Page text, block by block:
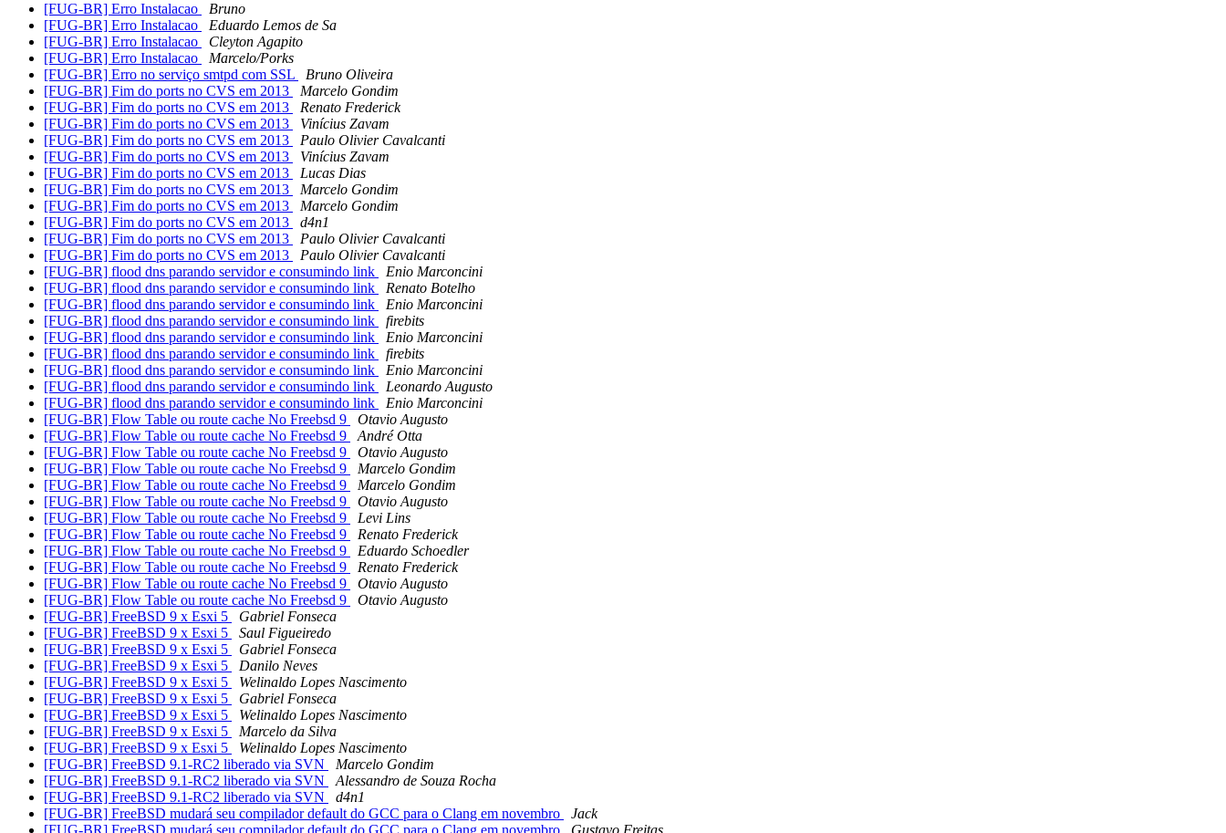
[FUG-BR] Erro Instalacao
Bruno
[FUG-BR] Erro Instalacao
Eduardo Lemos de Sa
[FUG-BR] Erro Instalacao
Cleyton Agapito
[FUG-BR] Erro Instalacao
Marcelo/Porks
[FUG-BR] Erro no serviço smtpd com SSL
Bruno Oliveira
[FUG-BR] Fim do ports no CVS em 2013
Marcelo Gondim
[FUG-BR] Fim do ports no CVS em 2013
Renato Frederick
[FUG-BR] Fim do ports no CVS em 2013
Vinícius Zavam
[FUG-BR] Fim do ports no CVS em 2013
Paulo Olivier Cavalcanti
[FUG-BR] Fim do ports no CVS em 2013
Vinícius Zavam
[FUG-BR] Fim do ports no CVS em 2013
Lucas Dias
[FUG-BR] Fim do ports no CVS em 2013
Marcelo Gondim
[FUG-BR] Fim do ports no CVS em 2013
Marcelo Gondim
[FUG-BR] Fim do ports no CVS em 2013
d4n1
[FUG-BR] Fim do ports no CVS em 2013
Paulo Olivier Cavalcanti
[FUG-BR] Fim do ports no CVS em 2013
Paulo Olivier Cavalcanti
[FUG-BR] flood dns parando servidor e consumindo link
Enio Marconcini
[FUG-BR] flood dns parando servidor e consumindo link
Renato Botelho
[FUG-BR] flood dns parando servidor e consumindo link
Enio Marconcini
[FUG-BR] flood dns parando servidor e consumindo link
firebits
[FUG-BR] flood dns parando servidor e consumindo link
Enio Marconcini
[FUG-BR] flood dns parando servidor e consumindo link
firebits
[FUG-BR] flood dns parando servidor e consumindo link
Enio Marconcini
[FUG-BR] flood dns parando servidor e consumindo link
Leonardo Augusto
[FUG-BR] flood dns parando servidor e consumindo link
Enio Marconcini
[FUG-BR] Flow Table ou route cache No Freebsd 9
Otavio Augusto
[FUG-BR] Flow Table ou route cache No Freebsd 9
André Otta
[FUG-BR] Flow Table ou route cache No Freebsd 9
Otavio Augusto
[FUG-BR] Flow Table ou route cache No Freebsd 9
Marcelo Gondim
[FUG-BR] Flow Table ou route cache No Freebsd 9
Marcelo Gondim
[FUG-BR] Flow Table ou route cache No Freebsd 9
Otavio Augusto
[FUG-BR] Flow Table ou route cache No Freebsd 9
Levi Lins
[FUG-BR] Flow Table ou route cache No Freebsd 9
Renato Frederick
[FUG-BR] Flow Table ou route cache No Freebsd 9
Eduardo Schoedler
[FUG-BR] Flow Table ou route cache No Freebsd 9
Renato Frederick
[FUG-BR] Flow Table ou route cache No Freebsd 9
Otavio Augusto
[FUG-BR] Flow Table ou route cache No Freebsd 9
Otavio Augusto
[FUG-BR] FreeBSD 9 x Esxi 5
Gabriel Fonseca
[FUG-BR] FreeBSD 9 x Esxi 5
Saul Figueiredo
[FUG-BR] FreeBSD 9 x Esxi 5
Gabriel Fonseca
[FUG-BR] FreeBSD 9 x Esxi 5
Danilo Neves
[FUG-BR] FreeBSD 9 x Esxi 5
Welinaldo Lopes Nascimento
[FUG-BR] FreeBSD 9 x Esxi 5
Gabriel Fonseca
[FUG-BR] FreeBSD 9 x Esxi 5
Welinaldo Lopes Nascimento
[FUG-BR] FreeBSD 9 x Esxi 5
Marcelo da Silva
[FUG-BR] FreeBSD 9 x Esxi 5
Welinaldo Lopes Nascimento
[FUG-BR] FreeBSD 9.1-RC2 liberado via SVN
Marcelo Gondim
[FUG-BR] FreeBSD 9.1-RC2 liberado via SVN
Alessandro de Souza Rocha
[FUG-BR] FreeBSD 9.1-RC2 liberado via SVN
d4n1
[FUG-BR] FreeBSD mudará seu compilador default do GCC para o Clang em novembro
Jack